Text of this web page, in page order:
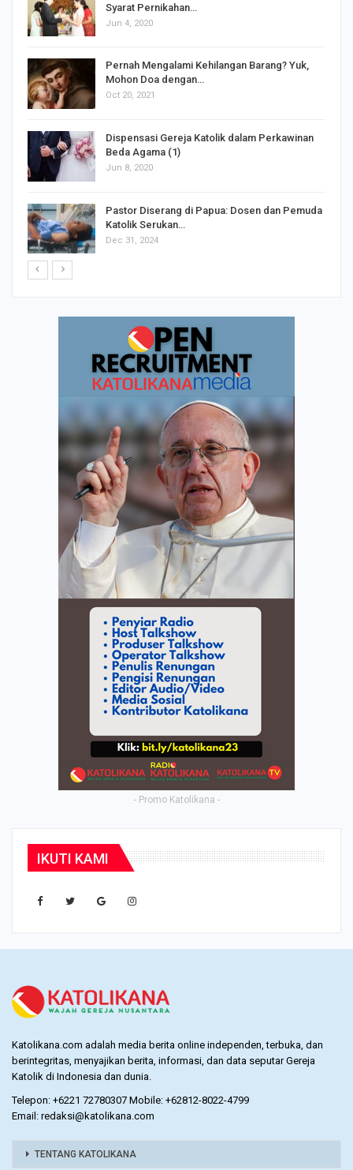
Syarat Pernikahan…
Jun 4, 2020
Pernah Mengalami Kehilangan Barang? Yuk,
Mohon Doa dengan…
Oct 20, 2021
Dispensasi Gereja Katolik dalam Perkawinan
Beda Agama (1)
Jun 8, 2020
Pastor Diserang di Papua: Dosen dan Pemuda
Katolik Serukan…
Dec 31, 2024
- Promo Katolikana -
IKUTI KAMI
Katolikana.com adalah media berita online independen, terbuka, dan
berintegritas, menyajikan berita, informasi, dan data seputar Gereja
Katolik di Indonesia dan dunia.
Telepon: +6221 72780307 Mobile: +62812-8022-4799
Email: redaksi@katolikana.com
TENTANG KATOLIKANA